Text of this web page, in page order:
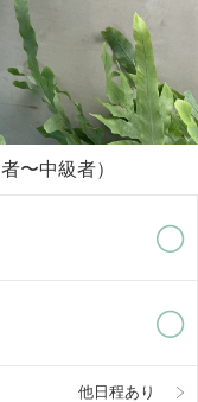
〜中級者）
他日程あり